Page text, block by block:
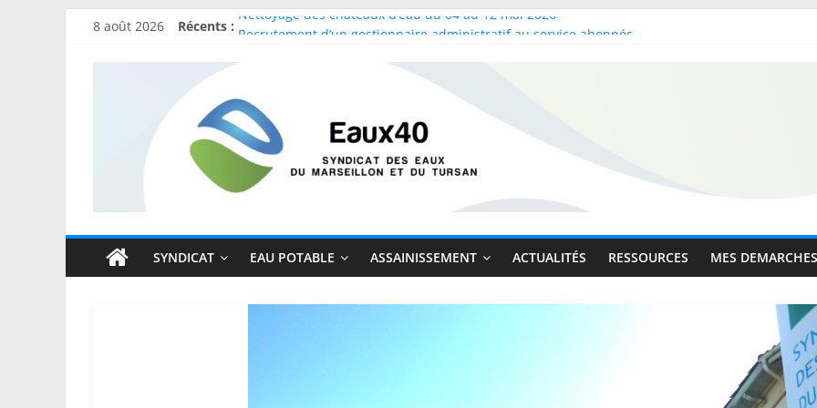
Passer
contenu
8 août 2026 Récents : Nettoyage des châteaux d’eau du 04 au 12 mai 2026
Canicule : Restriction de l’accueil public
Election du président et des vice-présidents
Séance d’installation du Comité Syndical – 13 mai 2026
Syndicat
des
du
Marseillon
SYNDICAT EAU POTABLE ASSAINISSEMENT ACTUALITÉS RESSOURCES MES DEMARCHES